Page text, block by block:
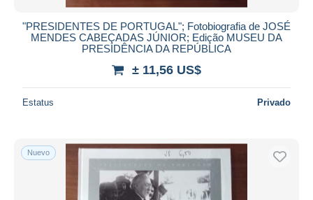
"PRESIDENTES DE PORTUGAL"; Fotobiografia de JOSÉ
MENDES CABEÇADAS JÚNIOR; Edição MUSEU DA
PRESIDÊNCIA DA REPÚBLICA
± 11,56 US$
Estatus Privado
Nuevo